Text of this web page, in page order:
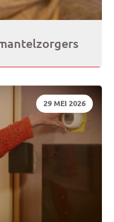
DATUM:
29 MEI 2026